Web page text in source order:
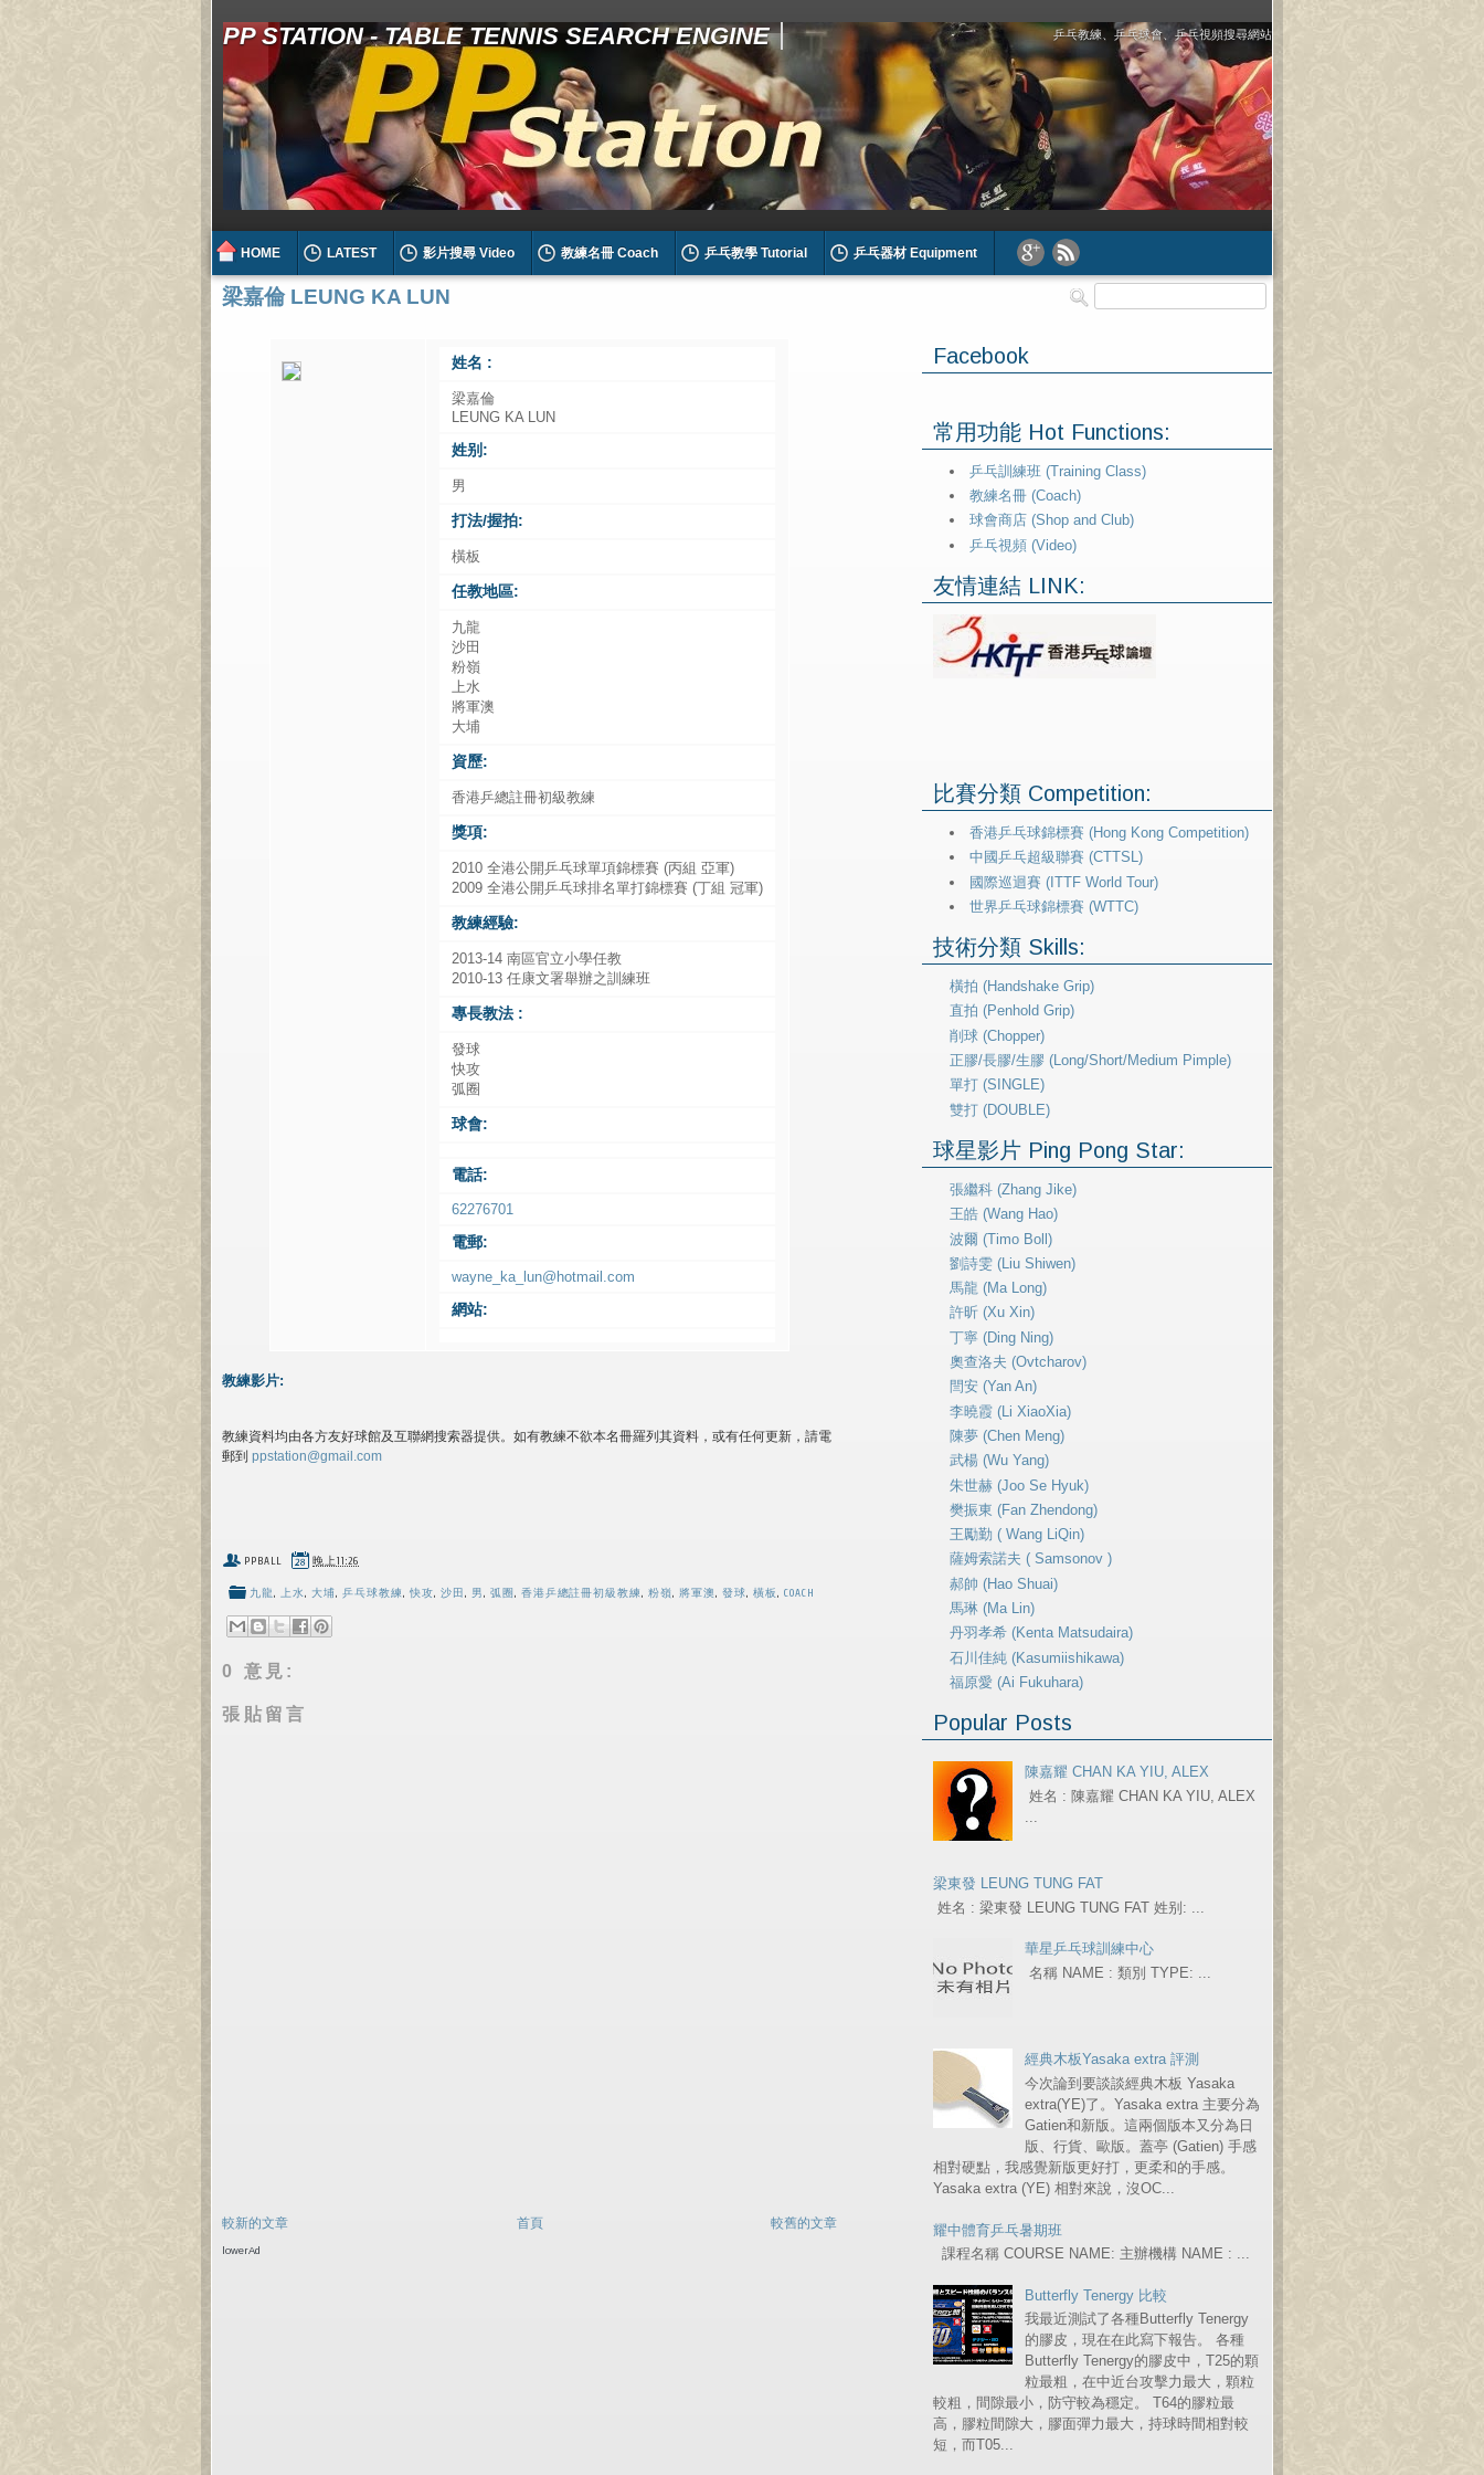
PP STATION - TABLE TENNIS SEARCH ENGINE 乒乓教練、乒乓球會、乒乓視頻搜尋網站
HOME LATEST 影片搜尋 Video 教練名冊 Coach 乒乓教學 Tutorial 乒乓器材 Equipment
梁嘉倫 LEUNG KA LUN
姓名 :
梁嘉倫
LEUNG KA LUN
姓别:
男
打法/握拍:
橫板
任教地區:
九龍
沙田
粉嶺
上水
將軍澳
大埔
資歷:
香港乒總註冊初級教練
獎項:
2010 全港公開乒乓球單項錦標賽 (丙組 亞軍)
2009 全港公開乒乓球排名單打錦標賽 (丁組 冠軍)
教練經驗:
2013-14 南區官立小學任教
2010-13 任康文署舉辦之訓練班
專長教法 :
發球
快攻
弧圈
球會:
電話:
62276701
電郵:
wayne_ka_lun@hotmail.com
網站:
教練影片:
教練資料均由各方友好球館及互聯網搜索器提供。如有教練不欲本名冊羅列其資料，或有任何更新，請電
郵到ppstation@gmail.com
PPBALL 晚上11:26
九龍,上水,大埔,乒乓球教練, 快攻, 沙田 , 男, 弧圈, 香港乒總註冊初級教練,粉嶺,將軍澳,發球, 橫板, COACH
0 意見:
張貼留言
較新的文章 較舊的文章
首頁
lowerAd
Facebook
常用功能 Hot Functions:
乒乓訓練班 (Training Class)
教練名冊 (Coach)
球會商店 (Shop and Club)
乒乓視頻 (Video)
友情連結 LINK:
比賽分類 Competition:
香港乒乓球錦標賽 (Hong Kong Competition)
中國乒乓超級聯賽 (CTTSL)
國際巡迴賽 (ITTF World Tour)
世界乒乓球錦標賽 (WTTC)
技術分類 Skills:
橫拍 (Handshake Grip)
直拍 (Penhold Grip)
削球 (Chopper)
正膠/長膠/生膠 (Long/Short/Medium Pimple)
單打 (SINGLE)
雙打 (DOUBLE)
球星影片 Ping Pong Star:
張繼科 (Zhang Jike)
王皓 (Wang Hao)
波爾 (Timo Boll)
劉詩雯 (Liu Shiwen)
馬龍 (Ma Long)
許昕 (Xu Xin)
丁寧 (Ding Ning)
奧查洛夫 (Ovtcharov)
閆安 (Yan An)
李曉霞 (Li XiaoXia)
陳夢 (Chen Meng)
武楊 (Wu Yang)
朱世赫 (Joo Se Hyuk)
樊振東 (Fan Zhendong)
王勵勤 ( Wang LiQin)
薩姆索諾夫 ( Samsonov )
郝帥 (Hao Shuai)
馬琳 (Ma Lin)
丹羽孝希 (Kenta Matsudaira)
石川佳純 (Kasumiishikawa)
福原愛 (Ai Fukuhara)
Popular Posts
陳嘉耀 CHAN KA YIU, ALEX
姓名 : 陳嘉耀 CHAN KA YIU, ALEX
...
梁東發 LEUNG TUNG FAT
姓名 : 梁東發 LEUNG TUNG FAT 姓别: ...
華星乒乓球訓練中心
名稱 NAME : 類別 TYPE: ...
經典木板Yasaka extra 評測
今次論到要談談經典木板 Yasaka
extra(YE)了。Yasaka extra 主要分為
Gatien和新版。這兩個版本又分為日
版、行貨、歐版。蓋亭 (Gatien) 手感
相對硬點，我感覺新版更好打，更柔和的手感。
Yasaka extra (YE) 相對來說，沒OC...
耀中體育乒乓暑期班
課程名稱 COURSE NAME: 主辦機構 NAME : ...
Butterfly Tenergy 比較
我最近測試了各種Butterfly Tenergy
的膠皮，現在在此寫下報告。 各種
Butterfly Tenergy的膠皮中，T25的顆
粒最粗，在中近台攻擊力最大，顆粒
較粗，間隙最小，防守較為穩定。 T64的膠粒最
高，膠粒間隙大，膠面彈力最大，持球時間相對較
短，而T05...